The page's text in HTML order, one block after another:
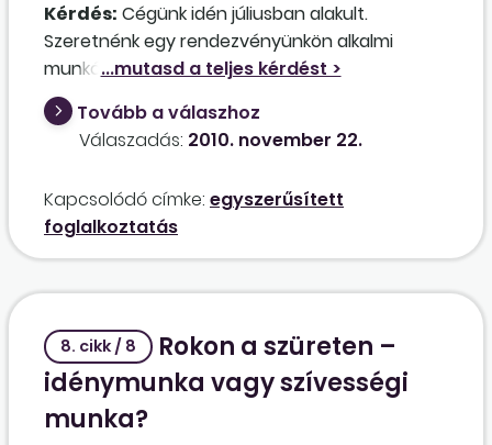
Kérdés: Cégünk idén júliusban alakult.
Szeretnénk egy rendezvényünkön alkalmi
munkásokat foglalkoztatni, de a törvény
korlátozza a foglalkoztatható alkalmi
munkavállalók számát. Az előírtak szerint az
előző hathavi átlaglétszám számítása azt is
cégnél még nem lehet foglalkoztatni alkalmi
munkavállalót?
Tovább a válaszhoz
Válaszadás: 2010. november 22.
Kapcsolódó címke: egyszerűsített
foglalkoztatás
8. cikk / 8
Rokon a szüreten –
idénymunka vagy szívességi
munka?